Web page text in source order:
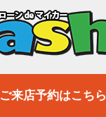
ご来店予約はこちら